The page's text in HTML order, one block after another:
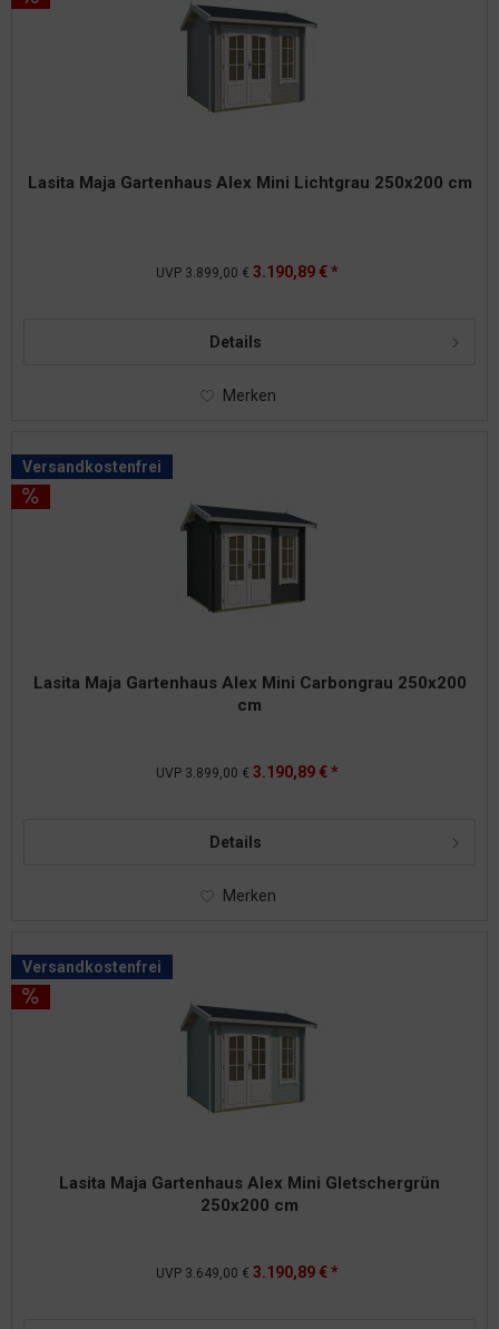
Lasita Maja Gartenhaus Alex Mini Lichtgrau 250x200 cm
UVP 3.899,00 € 3.190,89 € *
Details
Merken
Versandkostenfrei
Lasita Maja Gartenhaus Alex Mini Carbongrau 250x200
cm
UVP 3.899,00 € 3.190,89 € *
Details
Merken
Versandkostenfrei
Lasita Maja Gartenhaus Alex Mini Gletschergrün
250x200 cm
UVP 3.649,00 € 3.190,89 € *